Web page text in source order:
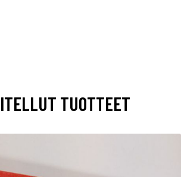
TUOTTEET